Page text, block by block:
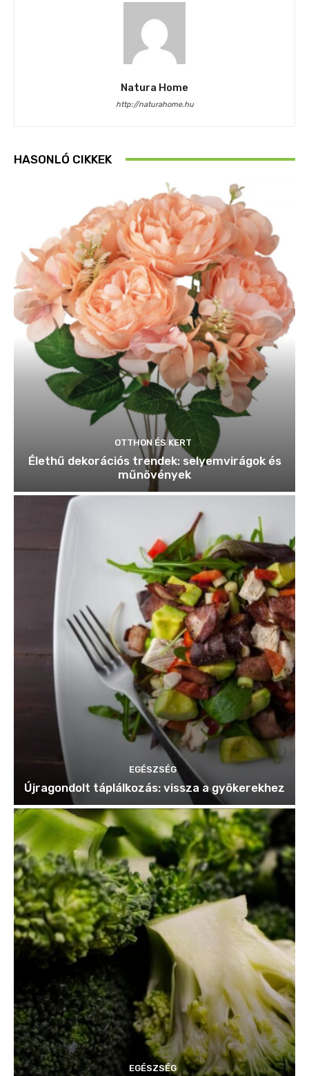
Natura Home
http://naturahome.hu
HASONLÓ CIKKEK
OTTHON ÉS KERT
Élethű dekorációs trendek: selyemvirágok és
műnövények
EGÉSZSÉG
Újragondolt táplálkozás: vissza a gyökerekhez
EGÉSZSÉG